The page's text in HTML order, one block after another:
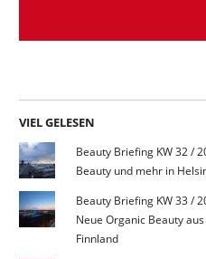
VIEL GELESEN
Beauty Briefing KW 32 /
Beauty und mehr in
Beauty Briefing KW 33 /
Neue Organic Beauty aus
Finnland